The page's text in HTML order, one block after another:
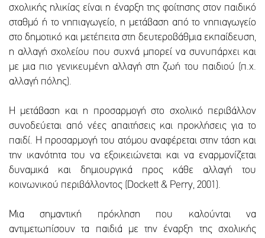
σχολικής ηλικίας είναι η έναρξη της φοίτησης στον παιδικό
σταθμό ή το νηπιαγωγείο, η μετάβαση από το νηπιαγωγείο
στο δημοτικό και μετέπειτα στη δευτεροβάθμια εκπαίδευση,
η αλλαγή σχολείου που συχνά μπορεί να συνυπάρχει και
με μια πιο γενικευμένη αλλαγή στη ζωή του παιδιού (π.χ.
αλλαγή πόλης).
Η μετάβαση και η προσαρμογή στο σχολικό περιβάλλον
συνοδεύεται από νέες απαιτήσεις και προκλήσεις για το
παιδί. H προσαρμογή του ατόμου αναφέρεται στην τάση και
την ικανότητα του να εξοικειώνεται και να εναρμονίζεται
δυναμικά και δημιουργικά προς κάθε αλλαγή του
κοινωνικού περιβάλλοντος (Dockett & Perry, 2001).
Μια σημαντική πρόκληση που καλούνται να
αντιμετωπίσουν τα παιδιά με την έναρξη της σχολικής